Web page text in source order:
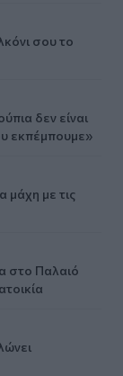
σου το
δεν είναι
εκπέμπουμε»
μάχη με τις
στο Παλαιό